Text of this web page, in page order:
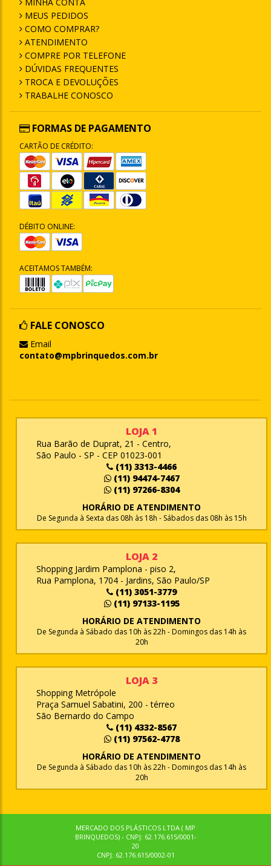
MINHA CONTA
MEUS PEDIDOS
COMO COMPRAR?
ATENDIMENTO
COMPRE POR TELEFONE
DÚVIDAS FREQUENTES
TROCA E DEVOLUÇÕES
TRABALHE CONOSCO
FORMAS DE PAGAMENTO
CARTÃO DE CRÉDITO:
DÉBITO ONLINE:
ACEITAMOS TAMBÉM:
FALE CONOSCO
Email
contato@mpbrinquedos.com.br
LOJA 1
Rua Barão de Duprat, 21 - Centro,
São Paulo - SP - CEP 01023-001
(11) 3313-4466
(11) 94474-7467
(11) 97266-8304
HORÁRIO DE ATENDIMENTO
De Segunda à Sexta das 08h às 18h - Sábados das 08h às 15h
LOJA 2
Shopping Jardim Pamplona - piso 2,
Rua Pamplona, 1704 - Jardins, São Paulo/SP
(11) 3051-3779
(11) 97133-1195
HORÁRIO DE ATENDIMENTO
De Segunda à Sábado das 10h às 22h - Domingos das 14h às
20h
LOJA 3
Shopping Metrópole
Praça Samuel Sabatini, 200 - térreo
São Bernardo do Campo
(11) 4332-8567
(11) 97562-4778
HORÁRIO DE ATENDIMENTO
De Segunda à Sábado das 10h às 22h - Domingos das 14h às
20h
MERCADO DOS PLÁSTICOS LTDA ( MP
BRINQUEDOS) - CNPJ: 62.176.615/0001-
20
CNPJ: 62.176.615/0002-01